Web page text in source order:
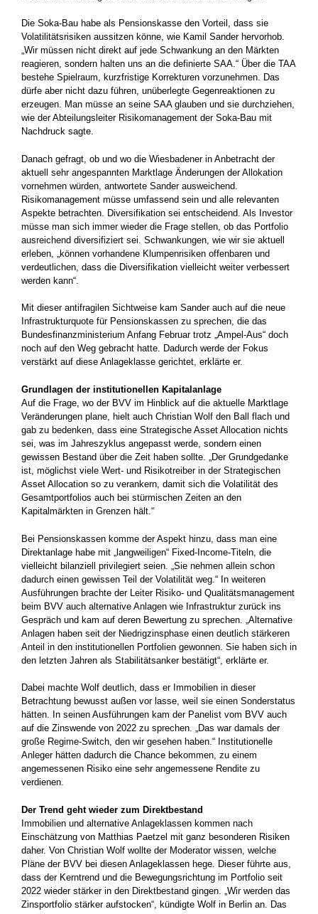
Die Soka-Bau habe als Pensionskasse den Vorteil, dass sie
Volatilitätsrisiken aussitzen könne, wie Kamil Sander hervorhob.
„Wir müssen nicht direkt auf jede Schwankung an den Märkten
reagieren, sondern halten uns an die definierte SAA.“ Über die TAA
bestehe Spielraum, kurzfristige Korrekturen vorzunehmen. Das
dürfe aber nicht dazu führen, unüberlegte Gegenreaktionen zu
erzeugen. Man müsse an seine SAA glauben und sie durchziehen,
wie der Abteilungsleiter Risikomanagement der Soka-Bau mit
Nachdruck sagte.
Danach gefragt, ob und wo die Wiesbadener in Anbetracht der
aktuell sehr angespannten Marktlage Änderungen der Allokation
vornehmen würden, antwortete Sander ausweichend.
Risikomanagement müsse umfassend sein und alle relevanten
Aspekte betrachten. Diversifikation sei entscheidend. Als Investor
müsse man sich immer wieder die Frage stellen, ob das Portfolio
ausreichend diversifiziert sei. Schwankungen, wie wir sie aktuell
erleben, „können vorhandene Klumpenrisiken offenbaren und
verdeutlichen, dass die Diversifikation vielleicht weiter verbessert
werden kann“.
Mit dieser antifragilen Sichtweise kam Sander auch auf die neue
Infrastrukturquote für Pensionskassen zu sprechen, die das
Bundesfinanzministerium Anfang Februar trotz „Ampel-Aus“ doch
noch auf den Weg gebracht hatte. Dadurch werde der Fokus
verstärkt auf diese Anlageklasse gerichtet, erklärte er.
Grundlagen der institutionellen Kapitalanlage
Auf die Frage, wo der BVV im Hinblick auf die aktuelle Marktlage
Veränderungen plane, hielt auch Christian Wolf den Ball flach und
gab zu bedenken, dass eine Strategische Asset Allocation nichts
sei, was im Jahreszyklus angepasst werde, sondern einen
gewissen Bestand über die Zeit haben sollte. „Der Grundgedanke
ist, möglichst viele Wert- und Risikotreiber in der Strategischen
Asset Allocation so zu verankern, damit sich die Volatilität des
Gesamtportfolios auch bei stürmischen Zeiten an den
Kapitalmärkten in Grenzen hält.“
Bei Pensionskassen komme der Aspekt hinzu, dass man eine
Direktanlage habe mit „langweiligen“ Fixed-Income-Titeln, die
vielleicht bilanziell privilegiert seien. „Sie nehmen allein schon
dadurch einen gewissen Teil der Volatilität weg.“ In weiteren
Ausführungen brachte der Leiter Risiko- und Qualitätsmanagement
beim BVV auch alternative Anlagen wie Infrastruktur zurück ins
Gespräch und kam auf deren Bewertung zu sprechen. „Alternative
Anlagen haben seit der Niedrigzinsphase einen deutlich stärkeren
Anteil in den institutionellen Portfolien gewonnen. Sie haben sich in
den letzten Jahren als Stabilitätsanker bestätigt“, erklärte er.
Dabei machte Wolf deutlich, dass er Immobilien in dieser
Betrachtung bewusst außen vor lasse, weil sie einen Sonderstatus
hätten. In seinen Ausführungen kam der Panelist vom BVV auch
auf die Zinswende von 2022 zu sprechen. „Das war damals der
große Regime-Switch, den wir gesehen haben.“ Institutionelle
Anleger hätten dadurch die Chance bekommen, zu einem
angemessenen Risiko eine sehr angemessene Rendite zu
verdienen.
Der Trend geht wieder zum Direktbestand
Immobilien und alternative Anlageklassen kommen nach
Einschätzung von Matthias Paetzel mit ganz besonderen Risiken
daher. Von Christian Wolf wollte der Moderator wissen, welche
Pläne der BVV bei diesen Anlageklassen hege. Dieser führte aus,
dass der Kerntrend und die Bewegungsrichtung im Portfolio seit
2022 wieder stärker in den Direktbestand gingen. „Wir werden das
Zinsportfolio stärker aufstocken“, kündigte Wolf in Berlin an. Das